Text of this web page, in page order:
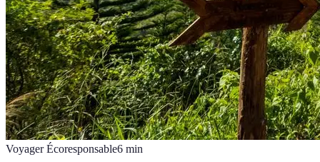
Voyager Écoresponsable6 min